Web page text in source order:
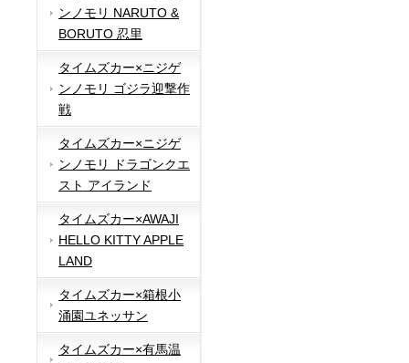
ンノモリ NARUTO &
BORUTO 忍里
タイムズカー×ニジゲ
ンノモリ ゴジラ迎撃作
戦
タイムズカー×ニジゲ
ンノモリ ドラゴンクエ
スト アイランド
タイムズカー×AWAJI
HELLO KITTY APPLE
LAND
タイムズカー×箱根小
涌園ユネッサン
タイムズカー×有馬温